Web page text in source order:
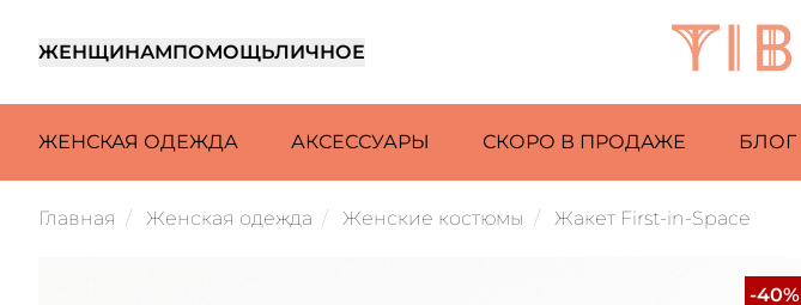
ЖЕНЩИНАМПОМОЩЬЛИЧНОЕ
ЖЕНСКАЯ ОДЕЖДА АКСЕССУАРЫ СКОРО В ПРОДАЖЕ БЛОГ
Главная Женская одежда Женские костюмы Жакет First-in-Space
-40%